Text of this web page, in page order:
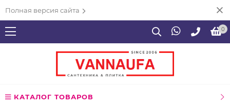
Полная версия сайта
0
КАТАЛОГ ТОВАРОВ